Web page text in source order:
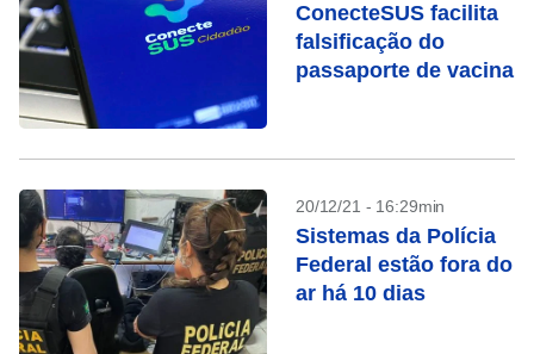
ConecteSUS facilita
falsificação do
passaporte de vacina
20/12/21 - 16:29min
Sistemas da Polícia
Federal estão fora do
ar há 10 dias